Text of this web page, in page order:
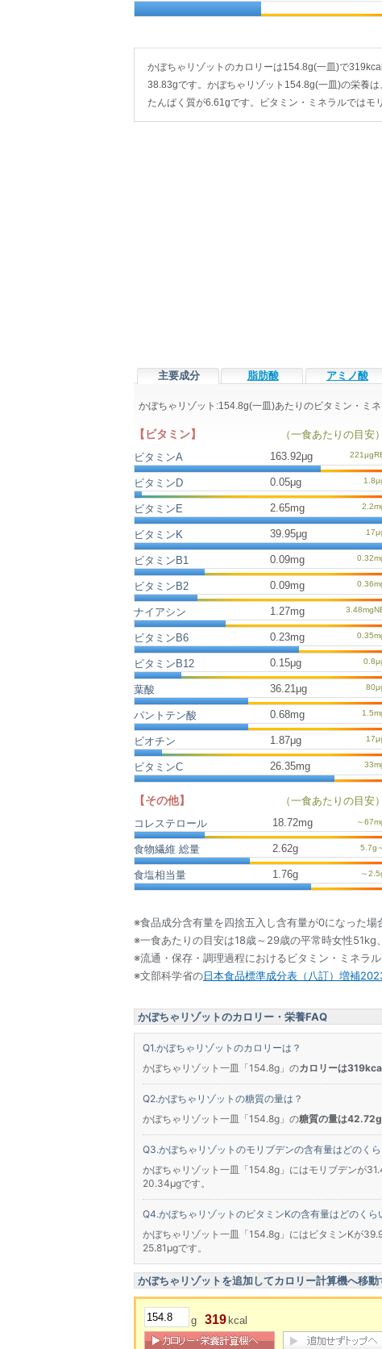
かぼちゃリゾットのカロリーは154.8g(一皿)で
38.83gです。かぼちゃリゾット154.8g(一皿)の栄養
たんぱく質が6.61gです。ビタミン・ミネラルではモ
主要成分 脂肪酸 アミノ酸
かぼちゃリゾット:154.8g(一皿)あたりのビタミン・ミ
【ビタミン】
（一食あたりの目安）
ビタミンA
163.92μg
ビタミンD 0.05μg
ビタミンE 2.65mg
ビタミンK 39.95μg
ビタミンB1 0.09mg
ビタミンB2 0.09mg
ナイアシン 1.27mg
ビタミンB6 0.23mg
ビタミンB12 0.15μg
葉酸 36.21μg
パントテン酸 0.68mg
ビオチン 1.87μg
ビタミンC 26.35mg
【その他】
（一食あたりの目安）
コレステロール
18.72mg
食物繊維 総量 2.62g
食塩相当量 1.76g
※食品成分含有量を四捨五入し含有量が0になった場
※一食あたりの目安は18歳～29歳の平常時女性51kg
※流通・保存・調理過程におけるビタミン・ミネラ
※文部科学省の日本食品標準成分表（八訂）増補
かぼちゃリゾットのカロリー・栄養FAQ
かぼちゃリゾットのカロリーは？
かぼちゃリゾット一皿「154.8g」のカロリーは
かぼちゃリゾットの糖質の量は？
かぼちゃリゾット一皿「154.8g」の糖質の量は42.72g
かぼちゃリゾットのモリブデンの含有量はどのくら
かぼちゃリゾット一皿「154.8g」にはモリブデンが
20.34μgです。
かぼちゃリゾットのビタミンKの含有量はどのくら
かぼちゃリゾット一皿「154.8g」にはビタミンKが
25.81μgです。
かぼちゃリゾットを追加してカロリー計算機へ移動
g 319 kcal